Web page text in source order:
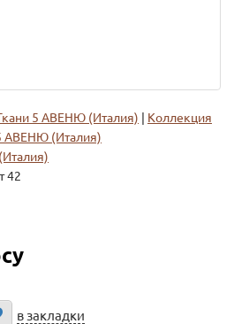
5 АВЕНЮ (Италия)
Коллекция
АВЕНЮ (Италия)
42
в закладки